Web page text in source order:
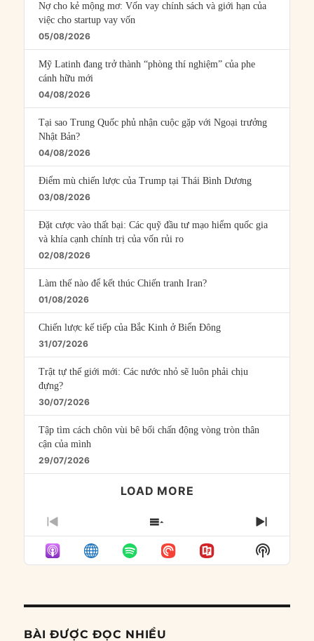
Nợ cho kẻ mộng mơ: Vốn vay chính sách và giới hạn của
việc cho startup vay vốn
05/08/2026
Mỹ Latinh đang trở thành “phòng thí nghiệm” của phe
cánh hữu mới
04/08/2026
Tại sao Trung Quốc phủ nhận cuộc gặp với Ngoại trưởng
Nhật Bản?
04/08/2026
Điểm mù chiến lược của Trump tại Thái Bình Dương
03/08/2026
Đặt cược vào thất bại: Các quỹ đầu tư mạo hiểm quốc gia
và khía cạnh chính trị của vốn rủi ro
02/08/2026
Làm thế nào để kết thúc Chiến tranh Iran?
01/08/2026
Chiến lược kế tiếp của Bắc Kinh ở Biển Đông
31/07/2026
Trật tự thế giới mới: Các nước nhỏ sẽ luôn phải chịu
đựng?
30/07/2026
Tập tìm cách chôn vùi bê bối chấn động vòng tròn thân
cận của mình
29/07/2026
LOAD MORE
PREVIOUS
EPISODE
SHOW
EPISODES
LIST
NEXT
Show
Podcast
BÀI ĐƯỢC ĐỌC NHIỀU